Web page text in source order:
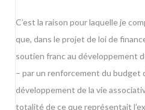
C’est la raison pour laquelle je
que, dans le projet de loi de
soutien franc au développement
– par un renforcement du budget
développement de la vie
totalité de ce que représentait